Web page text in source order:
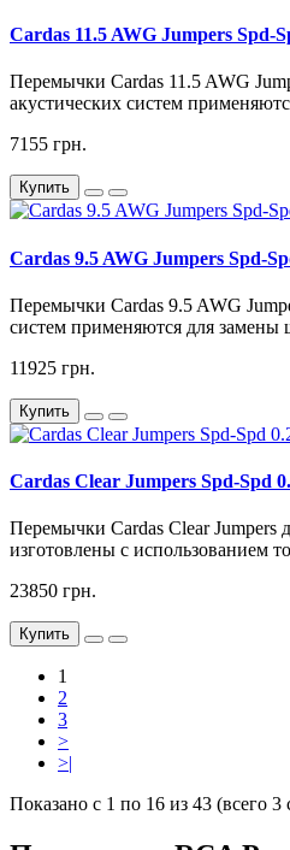
Cardas 11.5 AWG Jumpers Spd-
Перемычки Cardas 11.5 AWG
акустических систем
7155 грн.
Купить
Cardas 9.5 AWG Jumpers Spd-
Перемычки Cardas 9.5 AWG
систем применяются для замены
11925 грн.
Купить
Cardas Clear Jumpers Spd-Spd
Перемычки Cardas Clear Jumpers
изготовлены с использованием
23850 грн.
Купить
1
2
3
>
>|
Показано с 1 по 16 из 43 (всего 3